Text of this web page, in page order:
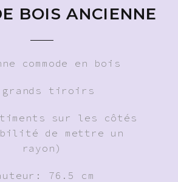
BOIS ANCIENNE
commode en bois
grands tiroirs
sur les côtés
de mettre un
rayon)
76.5 cm